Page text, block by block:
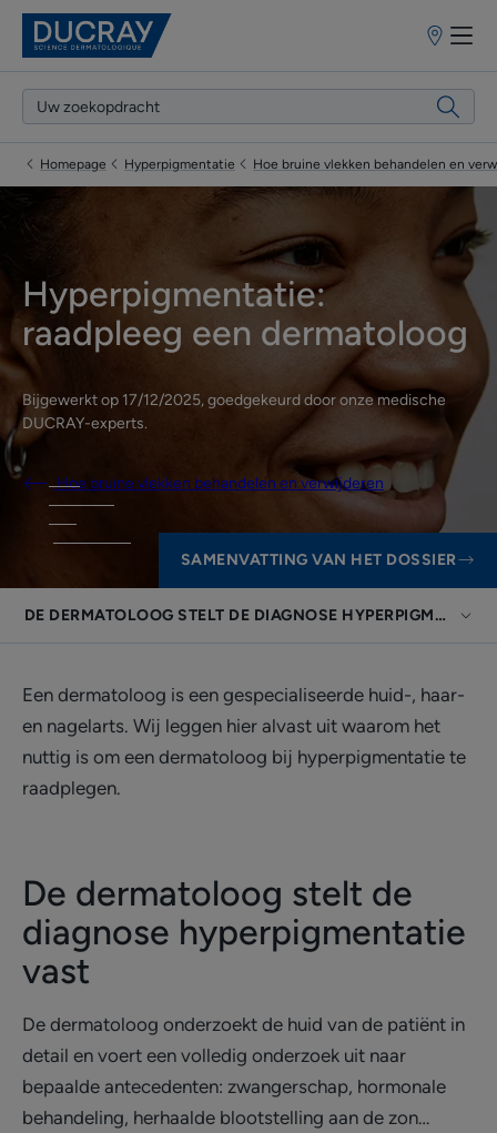
Homepage Hyperpigmentatie Hoe bruine vlekken behandelen en
Hyperpigmentatie:
raadpleeg een dermatoloog
Bijgewerkt op 17/12/2025, goedgekeurd dooronze medische
DUCRAY-experts.
Hoe bruine vlekken behandelen en verwijderen
SAMENVATTING VAN HET DOSSIER
DE DERMATOLOOG STELT DE DIAGNOSE
Een dermatoloog is een gespecialiseerde huid-, haar-
en nagelarts. Wij leggen hier alvast uit waarom het
nuttig is om een dermatoloog bij hyperpigmentatie te
raadplegen.
De dermatoloog stelt de
diagnose hyperpigmentatie
vast
De dermatoloog onderzoekt de huid van de patiënt in
detail en voert een volledig onderzoek uit naar
bepaalde antecedenten: zwangerschap, hormonale
behandeling, herhaalde blootstelling aan de zon…